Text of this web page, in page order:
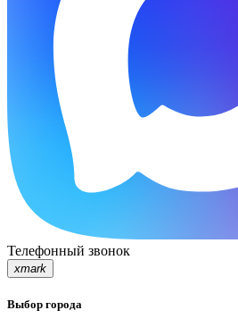
Телефонный звонок
xmark
Выбор города